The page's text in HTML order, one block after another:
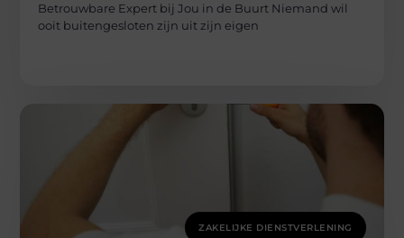
Betrouwbare Expert bij Jou in de Buurt Niemand wil
ooit buitengesloten zijn uit zijn eigen
ZAKELIJKE DIENSTVERLENING